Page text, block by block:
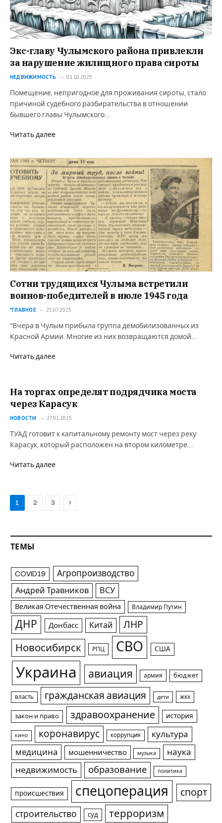
Экс-главу Чулымского района привлекли
за нарушение жилищного права сироты
НЕДВИЖИМОСТЬ 01.10.2025
Помещение, непригодное для проживания сироты, стало
причиной судебного разбирательства в отношении
бывшего главы Чулымского…
Читать далее
Сотни трудящихся Чулыма встретили
воинов-победителей в июле 1945 года
*ГЛАВНОЕ 25.07.2025
“Вчера в Чулым прибыла группа демобилизованных из
Красной Армии. Многие из них возвращаются домой…
Читать далее
На торгах определят подрядчика моста
через Карасук
НОВОСТИ 27.01.2025
ТУАД готовит к капитальному ремонту мост через реку
Карасук, который расположен на втором километре…
Читать далее
1 2 3 Next
ТЕМЫ
COVID19 Агропроизводство
Андрей Травников ВСУ
Великая Отечественная война Владимир Путин
ДНР Донбасс Китай ЛНР
Новосибирск РПЦ СВО США
Украина авиация армия бюджет
власть гражданская авиация дети жкх
закон и право здравоохранение история
кино коронавирус коррупция
культура
медицина
мошенничество музыка
наука
недвижимость
образование политика
происшествия спецоперация спорт
строительство суд терроризм